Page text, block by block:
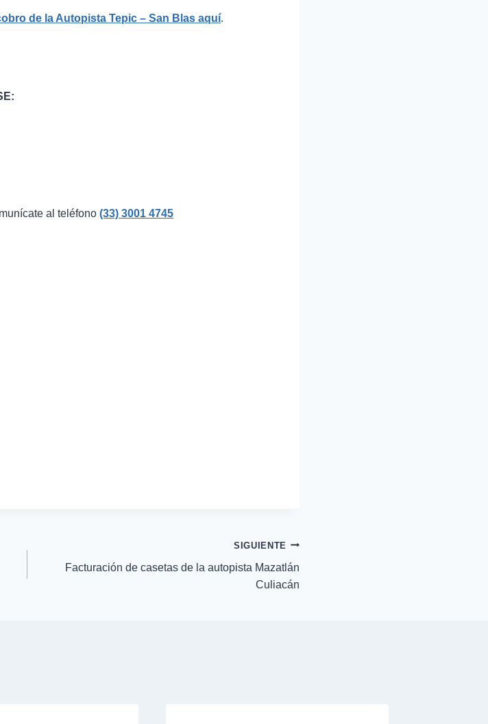
de la Autopista Tepic – San Blas aquí.
al teléfono (33) 3001 4745
SIGUIENTE
Facturación de casetas de la autopista Mazatlán
Culiacán